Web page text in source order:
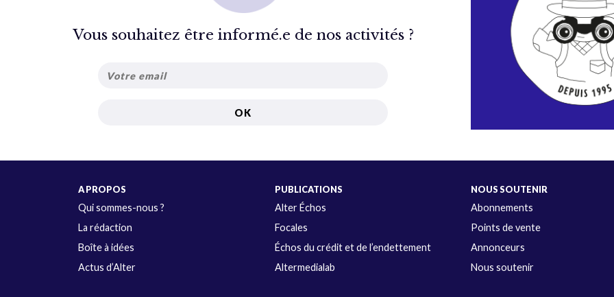
Vous souhaitez être informé.e de nos activités ?
A PROPOS
Qui sommes-nous ?
La rédaction
Boîte à idées
Actus d’Alter
PUBLICATIONS
Alter Échos
Focales
Échos du crédit et de l’endettement
Altermedialab
NOUS SOUTENIR
Abonnements
Points de vente
Annonceurs
Nous soutenir